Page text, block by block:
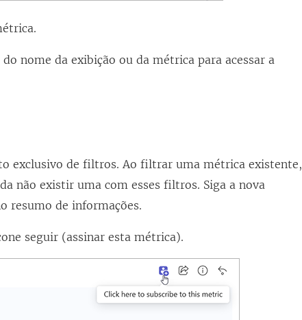
nome da exibição ou da métrica para acessar a
exclusivo de filtros. Ao filtrar uma métrica existente,
não existir uma com esses filtros. Siga a nova
resumo de informações.
seguir (assinar esta métrica).